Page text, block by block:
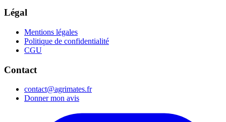
Légal
Mentions légales
Politique de confidentialité
CGU
Contact
contact@agrimates.fr
Donner mon avis